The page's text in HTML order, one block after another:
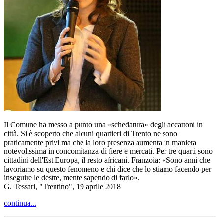
Il Comune ha messo a punto una «schedatura» degli accattoni in
città. Si è scoperto che alcuni quartieri di Trento ne sono
praticamente privi ma che la loro presenza aumenta in maniera
notevolissima in concomitanza di fiere e mercati. Per tre quarti sono
cittadini dell'Est Europa, il resto africani. Franzoia: «Sono anni che
lavoriamo su questo fenomeno e chi dice che lo stiamo facendo per
inseguire le destre, mente sapendo di farlo».
G. Tessari, "Trentino", 19 aprile 2018
continua...